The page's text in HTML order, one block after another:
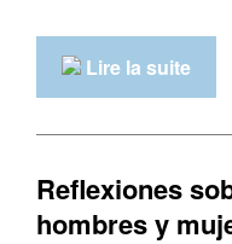
Lire la suite
Reflexiones
hombres y